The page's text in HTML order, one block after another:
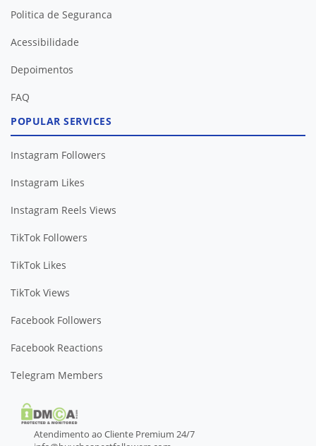
Politica de Seguranca
Acessibilidade
Depoimentos
FAQ
POPULAR SERVICES
Instagram Followers
Instagram Likes
Instagram Reels Views
TikTok Followers
TikTok Likes
TikTok Views
Facebook Followers
Facebook Reactions
Telegram Members
Atendimento ao Cliente Premium 24/7